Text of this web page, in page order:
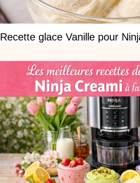
Recette glace Vanille pour